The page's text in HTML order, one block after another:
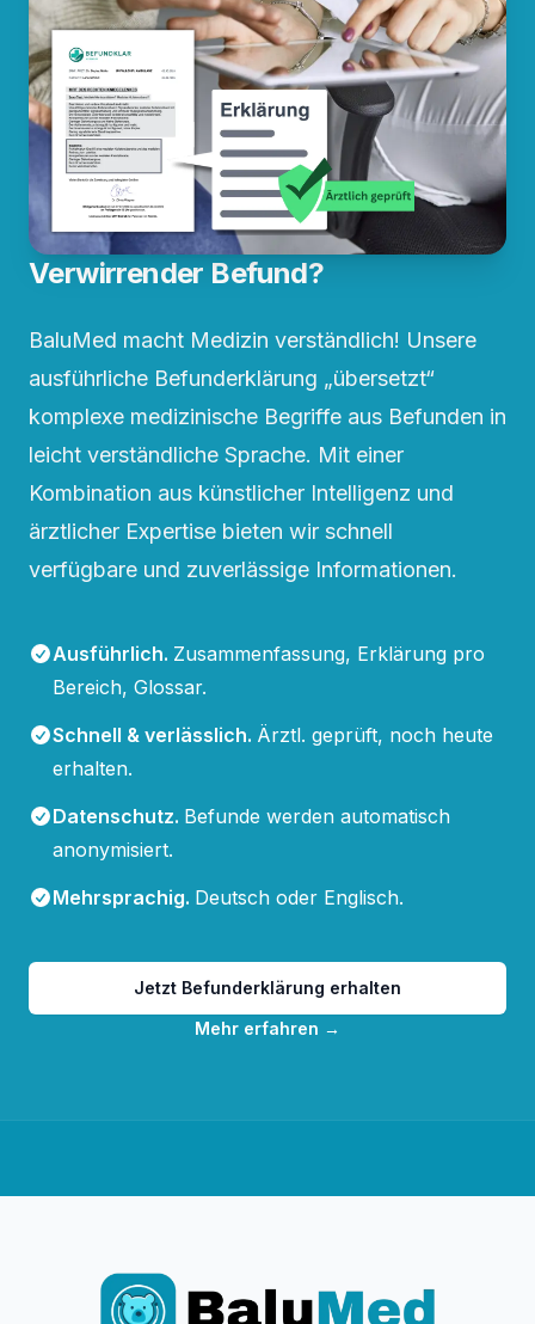
Verwirrender Befund?
BaluMed macht Medizin verständlich! Unsere
ausführliche Befunderklärung „übersetzt“
komplexe medizinische Begriffe aus Befunden in
leicht verständliche Sprache. Mit einer
Kombination aus künstlicher Intelligenz und
ärztlicher Expertise bieten wir schnell
verfügbare und zuverlässige Informationen.
Ausführlich. Zusammenfassung, Erklärung pro
Bereich, Glossar.
Schnell & verlässlich. Ärztl. geprüft, noch heute
erhalten.
Datenschutz. Befunde werden automatisch
anonymisiert.
Mehrsprachig. Deutsch oder Englisch.
Jetzt Befunderklärung erhalten
Mehr erfahren →